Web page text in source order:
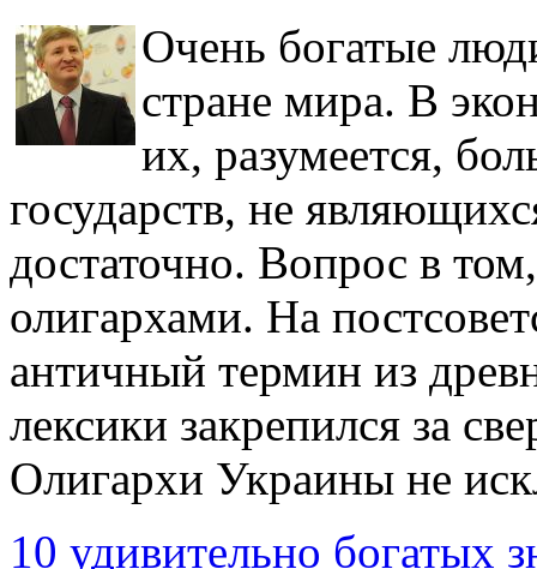
Очень богатые
стране мира. В
их, разумеется,
государств, не
достаточно. Вопрос в
олигархами. На
античный термин из
лексики закрепился за
Олигархи Украины не
10 удивительно богатых